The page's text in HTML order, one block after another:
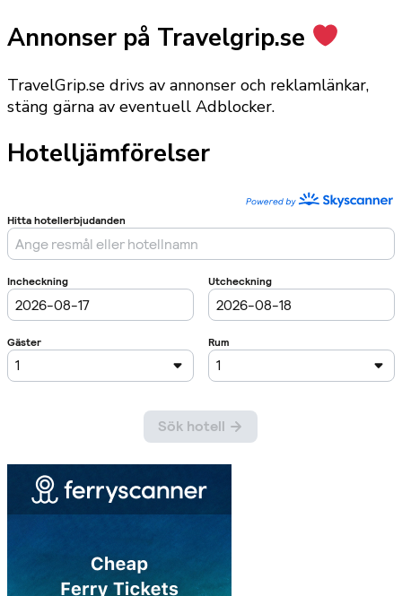
Annonser på Travelgrip.se
TravelGrip.se drivs av annonser och reklamlänkar,
stäng gärna av eventuell Adblocker.
Hotelljämförelser